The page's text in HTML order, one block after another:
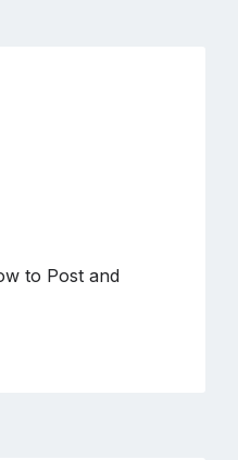
to Post and